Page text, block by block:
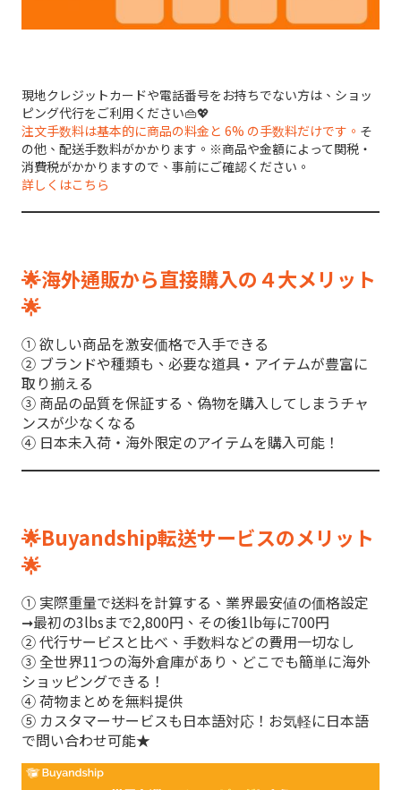
現地クレジットカードや電話番号をお持ちでない方は、ショッ
ピング代行をご利用ください👜💖
注文手数料は基本的に商品の料金と 6% の手数料だけです。 そ
の他、配送手数料がかかります。※商品や金額によって関税・
消費税がかかりますので、事前にご確認ください。
詳しくはこちら
🌟海外通販から直接購入の４大メリット
🌟
① 欲しい商品を激安価格で入手できる
② ブランドや種類も、必要な道具・アイテムが豊富に
取り揃える
③ 商品の品質を保証する、偽物を購入してしまうチャ
ンスが少なくなる
④ 日本未入荷・海外限定のアイテムを購入可能！
🌟Buyandship転送サービスのメリット
🌟
① 実際重量で送料を計算する、業界最安値の価格設定
➞最初の3lbsまで2,800円、その後1lb毎に700円
② 代行サービスと比べ、手数料などの費用一切なし
③ 全世界11つの海外倉庫があり、どこでも簡単に海外
ショッピングできる！
④ 荷物まとめを無料提供
⑤ カスタマーサービスも日本語対応！お気軽に日本語
で問い合わせ可能★